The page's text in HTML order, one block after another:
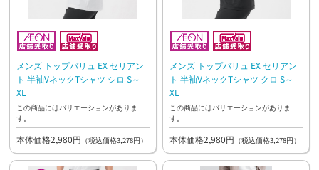
メンズ トップバリュ EX セリアン
ト 半袖VネックTシャツ シロ S～
XL
この商品にはバリエーションがありま
す。
本体価格2,980円 （税込価格3,278円）
メンズ トップバリュ EX セリアン
ト 半袖VネックTシャツ クロ S～
XL
この商品にはバリエーションがありま
す。
本体価格2,980円 （税込価格3,278円）